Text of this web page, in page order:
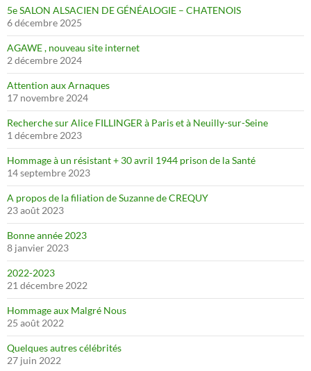
5e SALON ALSACIEN DE GÉNÉALOGIE – CHATENOIS
6 décembre 2025
AGAWE , nouveau site internet
2 décembre 2024
Attention aux Arnaques
17 novembre 2024
Recherche sur Alice FILLINGER à Paris et à Neuilly-sur-Seine
1 décembre 2023
Hommage à un résistant + 30 avril 1944 prison de la Santé
14 septembre 2023
A propos de la filiation de Suzanne de CREQUY
23 août 2023
Bonne année 2023
8 janvier 2023
2022-2023
21 décembre 2022
Hommage aux Malgré Nous
25 août 2022
Quelques autres célébrités
27 juin 2022